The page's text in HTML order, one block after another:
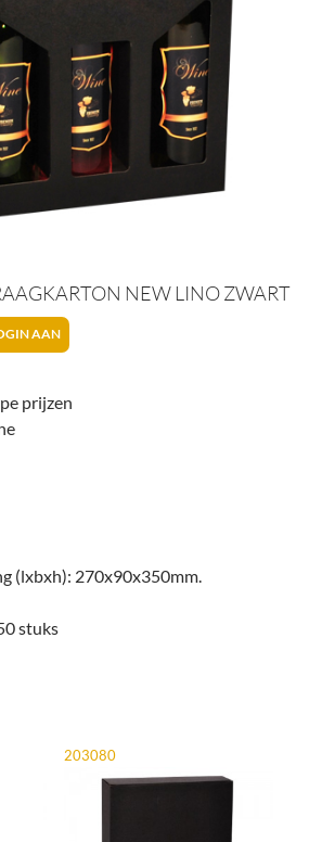
NEW LINO ZWART
AAN
prijzen
(lxbxh): 270x90x350mm.
stuks
203080